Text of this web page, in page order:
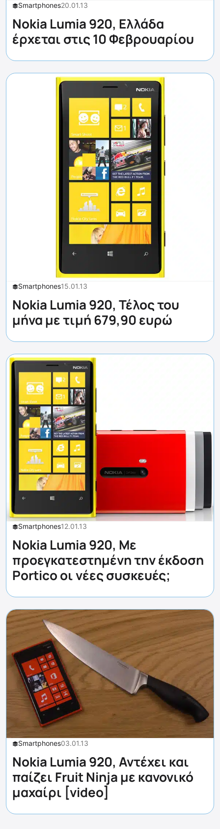
Smartphones20.01.13
Nokia Lumia 920, Ελλάδα
έρχεται στις 10 Φεβρουαρίου
Smartphones15.01.13
Nokia Lumia 920, Τέλος του
μήνα με τιμή 679,90 ευρώ
Smartphones12.01.13
Nokia Lumia 920, Με
προεγκατεστημένη την έκδοση
Portico οι νέες συσκευές;
Smartphones03.01.13
Nokia Lumia 920, Αντέχει και
παίζει Fruit Ninja με κανονικό
μαχαίρι [video]